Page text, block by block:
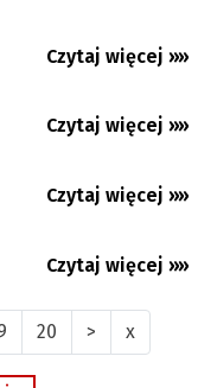
20.11.2025
Czytaj więcej »»
20.11.2025
Czytaj więcej »»
18.11.2025
Czytaj więcej »»
18.11.2025
Czytaj więcej »»
20 > x